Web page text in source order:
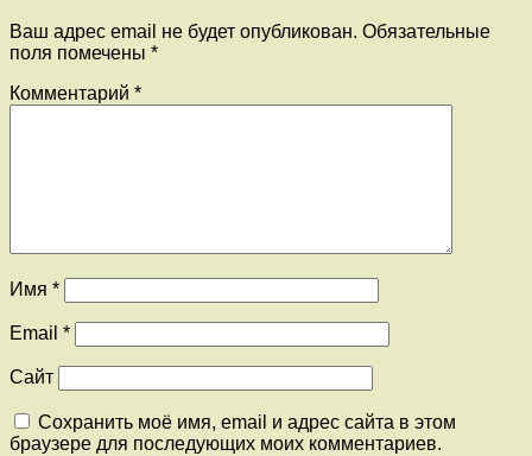
Ваш адрес email не будет опубликован. Обязательные
поля помечены *
Комментарий *
Имя *
Email *
Сайт
Сохранить моё имя, email и адрес сайта в этом
браузере для последующих моих комментариев.